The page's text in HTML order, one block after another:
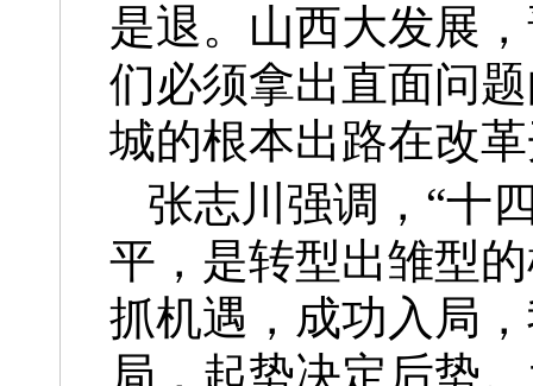
是退。山西大发展
们必须拿出直面问
城的根本出路在改
张志川强调，“十
平，是转型出雏型
抓机遇，成功入局
局，起势决定后势